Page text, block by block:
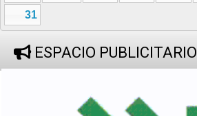
31
ESPACIO PUBLICITARIO